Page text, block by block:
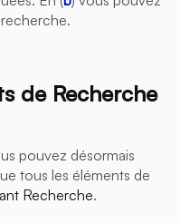
de Recherche
pouvez désormais
tous les éléments de
Recherche.